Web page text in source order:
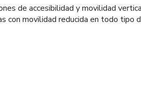
de accesibilidad y movilidad
con movilidad reducida en todo tipo